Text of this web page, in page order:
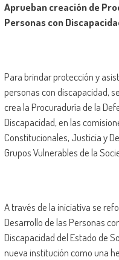
Aprueban creación de
Personas con
Para brindar protección y
personas con discapacidad,
crea la Procuraduría de la
Discapacidad, en las
Constitucionales, Justicia y
Grupos Vulnerables de la
A través de la iniciativa se
Desarrollo de las Personas
Discapacidad del Estado de
nueva institución como una